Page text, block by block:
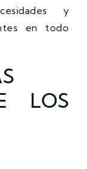
y
en todo
LOS